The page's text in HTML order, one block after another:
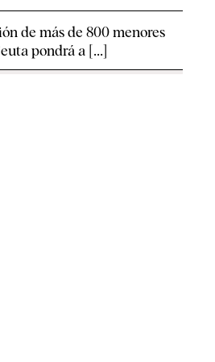
de más de 800 menores
pondrá a [...]